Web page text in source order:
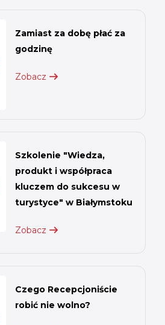
Zamiast za dobę płać za
godzinę
Zobacz
Szkolenie "Wiedza,
produkt i współpraca
kluczem do sukcesu w
turystyce" w Białymstoku
Zobacz
Czego Recepcjoniście
robić nie wolno?